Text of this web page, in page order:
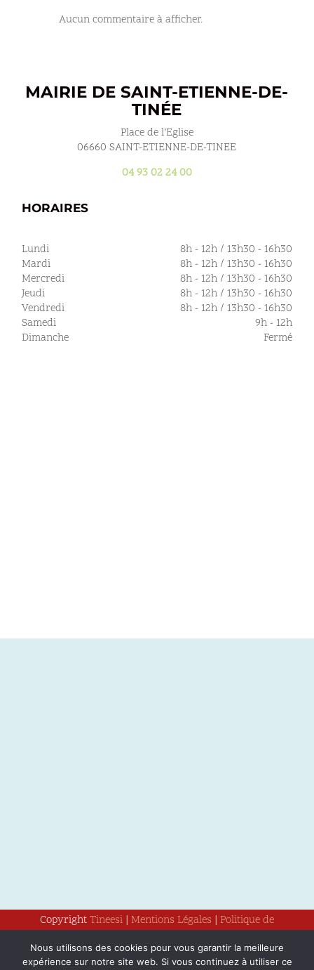
Aucun commentaire à afficher.
MAIRIE DE SAINT-ETIENNE-DE-
TINÉE
Place de l’Eglise
06660 SAINT-ETIENNE-DE-TINEE
04 93 02 24 00
HORAIRES
Lundi
8h - 12h / 13h30 - 16h30
Mardi
8h - 12h / 13h30 - 16h30
Mercredi
8h - 12h / 13h30 - 16h30
Jeudi
8h - 12h / 13h30 - 16h30
Vendredi
8h - 12h / 13h30 - 16h30
Samedi
9h - 12h
Dimanche
Fermé
CopyrightTineesi| Mentions Légales
Politique de
Nous utilisons des cookies pour vous garantir la meilleure
expérience sur notre site web. Si vous continuez à utiliser ce